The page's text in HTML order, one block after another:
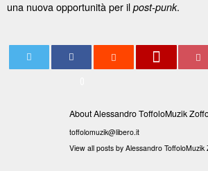
una nuova opportunità per il post-punk.
About Alessandro ToffoloMuzik
toffolomuzik@libero.it
View all posts by Alessandro ToffoloMuzik